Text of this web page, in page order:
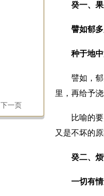
下一页
癸一、
譬如郁
种于地
譬如，
里，再给予
比喻的
又是不坏的
癸二、
一切有